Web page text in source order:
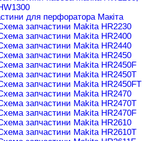
для перфоратора Макіта
запчастини Makita HR2230
запчастини Makita HR2400
запчастини Makita HR2440
запчастини Makita HR2450
запчастини Makita HR2450F
запчастини Makita HR2450T
запчастини Makita HR2450FT
запчастини Makita HR2470
запчастини Makita HR2470T
запчастини Makita HR2470F
запчастини Makita HR2610
запчастини Makita HR2610T